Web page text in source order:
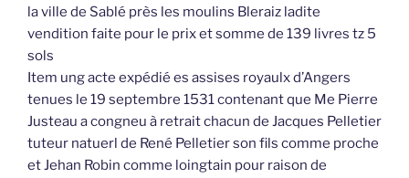
la ville de Sablé près les moulins Bleraiz ladite
vendition faite pour le prix et somme de 139 livres tz 5
sols
Item ung acte expédié es assises royaulx d’Angers
tenues le 19 septembre 1531 contenant que Me Pierre
Justeau a congneu à retrait chacun de Jacques Pelletier
tuteur natuerl de René Pelletier son fils comme proche
et Jehan Robin comme loingtain pour raison de